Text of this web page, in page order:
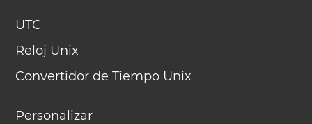
UTC
Reloj Unix
Convertidor de Tiempo Unix
Personalizar